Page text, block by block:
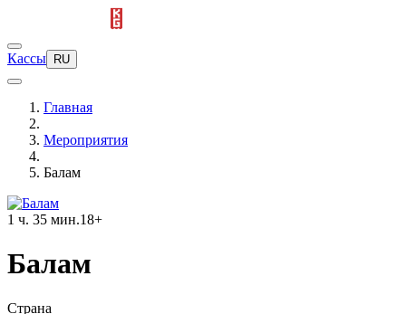
Кассы RU
Главная
Мероприятия
Балам
1 ч. 35 мин.18+
Балам
Страна